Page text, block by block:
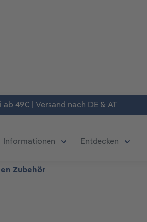
49€ | Versand nach DE & AT
der Kategorie Produkte
Dropdown der Kategorie Deals
Informationen
Öffne oder Schließe
Entdecken
Öffne
Zubehör